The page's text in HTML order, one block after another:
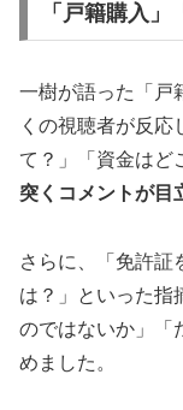
「戸籍購入
一樹が語った「戸
くの視聴者が反応
て？」「資金はど
突くコメントが目
さらに、「免許証
は？」といった指
のではないか」「
めました。